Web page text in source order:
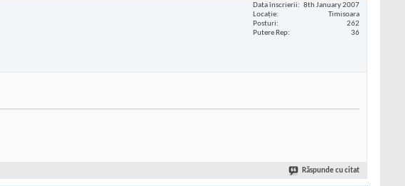
Data înscrierii
8th January 2007
Locaţie
Timisoara
Posturi
262
Putere Rep
36
Răspunde cu citat